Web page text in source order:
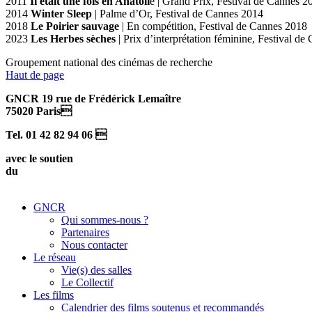
2014 Winter Sleep | Palme d’Or, Festival de Cannes 2014
2018 Le Poirier sauvage | En compétition, Festival de Cannes 2018
2023 Les Herbes sèches | Prix d’interprétation féminine, Festival de
Groupement national des cinémas de recherche
Haut de page
GNCR 19 rue de Frédérick Lemaître
75020 Paris
Tel. 01 42 82 94 06 
avec le soutien
du
GNCR
Qui sommes-nous ?
Partenaires
Nous contacter
Le réseau
Vie(s) des salles
Le Collectif
Les films
Calendrier des films soutenus et recommandés